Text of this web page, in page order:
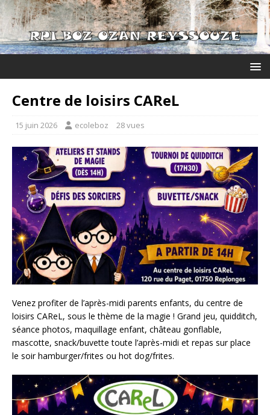
Centre de loisirs CAReL
15 juin 2026 ecoleboz 28 vues
Venez profiter de l’après-midi parents enfants, du centre de
loisirs CAReL, sous le thème de la magie ! Grand jeu, quidditch,
séance photos, maquillage enfant, château gonflable,
mascotte, snack/buvette toute l’après-midi et repas sur place
le soir hamburger/frites ou hot dog/frites.